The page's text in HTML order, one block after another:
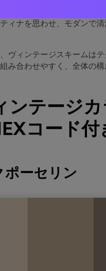
ィナを思わせ、モダンで
ヴィンテージスキームはテ
み合わせやすく、全体の構
ンテージカ
コード付
ポーセリン